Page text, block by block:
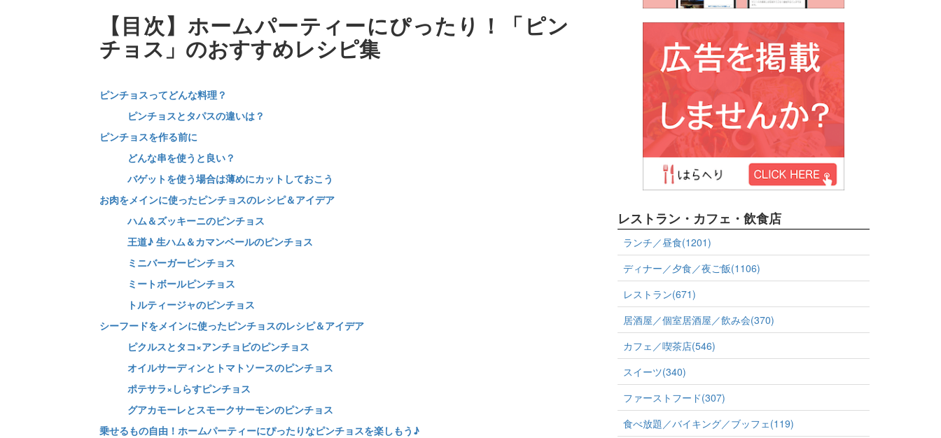
【目次】ホームパーティーにぴったり！「ピン
チョス」のおすすめレシピ集
ピンチョスってどんな料理？
ピンチョスとタパスの違いは？
ピンチョスを作る前に
どんな串を使うと良い？
バゲットを使う場合は薄めにカットしておこう
お肉をメインに使ったピンチョスのレシピ＆アイデア
ハム＆ズッキーニのピンチョス
王道♪ 生ハム＆カマンベールのピンチョス
ミニバーガーピンチョス
ミートボールピンチョス
トルティージャのピンチョス
シーフードをメインに使ったピンチョスのレシピ＆アイデア
ピクルスとタコ×アンチョビのピンチョス
オイルサーディンとトマトソースのピンチョス
ポテサラ×しらすピンチョス
グアカモーレとスモークサーモンのピンチョス
乗せるもの自由！ホームパーティーにぴったりなピンチョスを楽しもう♪
レストラン・カフェ・飲食店
ランチ／昼食(1201)
ディナー／夕食／夜ご飯(1106)
レストラン(671)
居酒屋／個室居酒屋／飲み会(370)
カフェ／喫茶店(546)
スイーツ(340)
ファーストフード(307)
食べ放題／バイキング／ブッフェ(119)